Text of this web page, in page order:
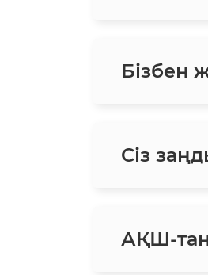
Бізбен
Сіз
АҚШ-тан